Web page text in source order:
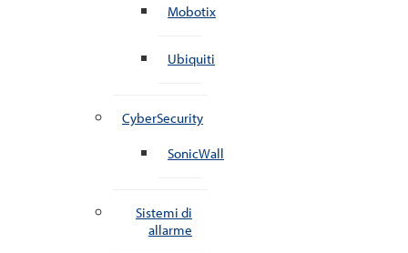
Mobotix
Ubiquiti
CyberSecurity
SonicWall
Sistemi di
allarme